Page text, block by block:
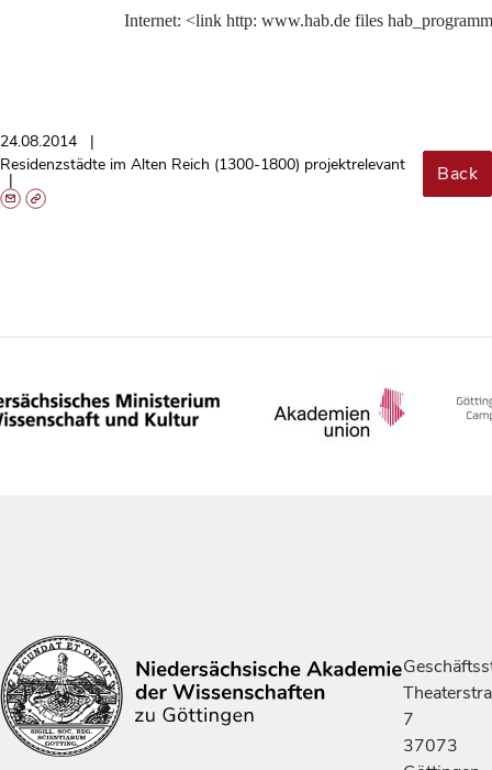
Internet: <link http: www.hab.de files
24.08.2014
Residenzstädte im Alten Reich (1300-1800) projektrelevant
Back
7
37073